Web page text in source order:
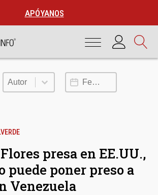
APÓYANOS
Autor
Autor Fecha de publicación
presa en EE.UU.,
puede poner preso a
Venezuela